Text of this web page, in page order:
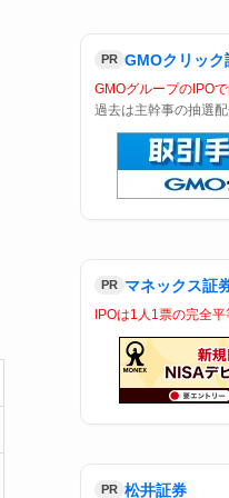
PR GMOクリック
GMOグループのIPOで
過去は主幹事の抽選
PR マネックス証
IPOは1人1票の完全平
PR 松井証券